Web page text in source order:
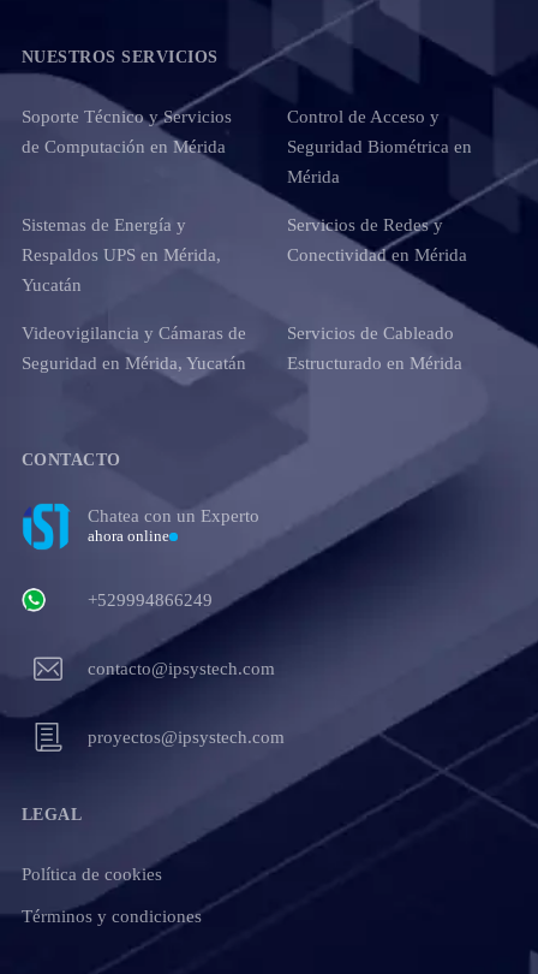
NUESTROS SERVICIOS
Soporte Técnico y Servicios
de Computación en Mérida
Control de Acceso y
Seguridad Biométrica en
Mérida
Sistemas de Energía y
Respaldos UPS en Mérida,
Yucatán
Servicios de Redes y
Conectividad en Mérida
Videovigilancia y Cámaras de
Seguridad en Mérida, Yucatán
Servicios de Cableado
Estructurado en Mérida
CONTACTO
Chatea con un Experto
ahora online
+529994866249
contacto@ipsystech.com
proyectos@ipsystech.com
LEGAL
Política de cookies
Términos y condiciones